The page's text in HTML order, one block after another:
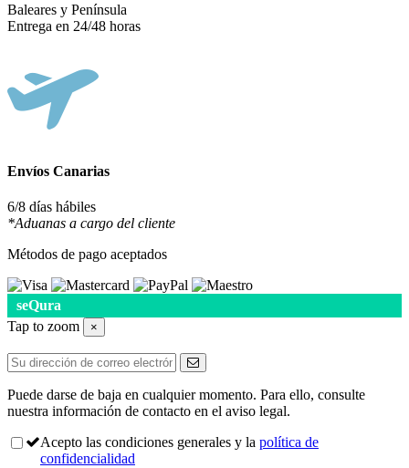
Baleares y Península
Entrega en 24/48 horas
Envíos Canarias
6/8 días hábiles
*Aduanas a cargo del cliente
Métodos de pago aceptados
seQura
Tap to zoom
×
Puede darse de baja en cualquier momento. Para ello, consulte
nuestra información de contacto en el aviso legal.
Acepto las condiciones generales y la política de
confidencialidad